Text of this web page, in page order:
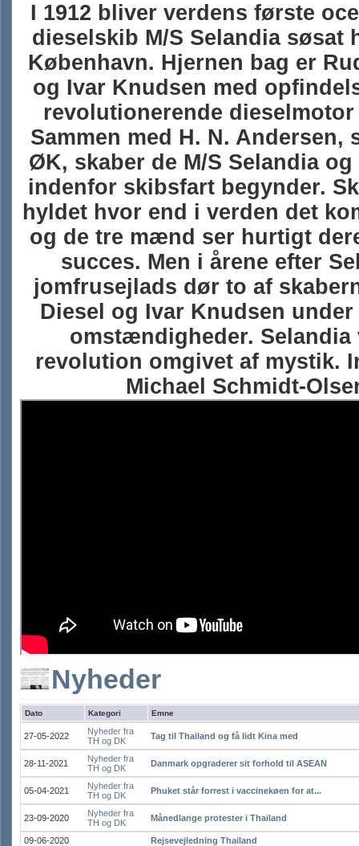
I 1912 bliver verdens første
dieselskib M/S Selandia søsat
København. Hjernen bag er
og Ivar Knudsen med
revolutionerende
Sammen med H. N. Andersen,
ØK, skaber de M/S Selandia
indenfor skibsfart begynder.
hyldet hvor end i verden det
og de tre mænd ser hurtigt
succes. Men i årene efter
jomfrusejlads dør to af
Diesel og Ivar Knudsen
omstændigheder. Selandia
revolution omgivet af mystik.
Michael Schmidt-
Nyheder
Dato Kategori Emne
27-05-2022
Nyheder fra
TH og DK
Tag til Thailand og få lidt Kina med
28-11-2021
Nyheder fra
TH og DK
Danmark opgraderer sit forhold til ASEAN
05-04-2021
Nyheder fra
TH og DK
Phuket står forrest i vaccinekøen for at...
23-09-2020
Nyheder fra
TH og DK
Månedlange protester i Thailand
09-06-2020 Rejsevejledning Thailand